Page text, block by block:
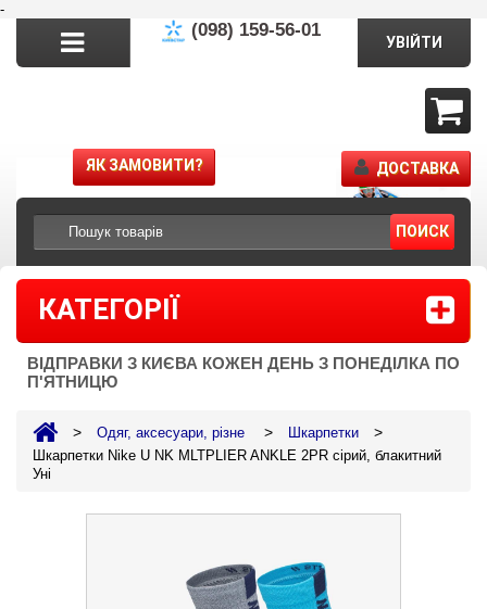
-
(098) 159-56-01
ПОИСК
УВІЙТИ
ЯК ЗАМОВИТИ? ДОСТАВКА
КАТЕГОРІЇ
ВІДПРАВКИ З КИЄВА КОЖЕН ДЕНЬ З ПОНЕДІЛКА ПО
П'ЯТНИЦЮ
> Одяг, аксесуари, різне > Шкарпетки >
Шкарпетки Nike U NK MLTPLIER ANKLE 2PR сірий, блакитний
Уні